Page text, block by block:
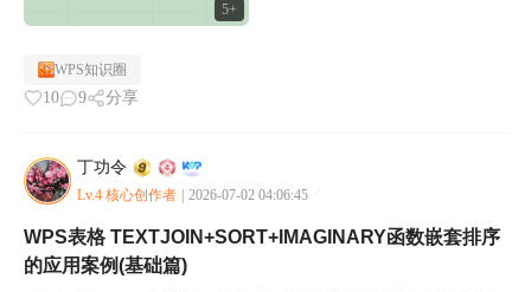
5+
WPS知识圈
10 9 分享
丁功令
Lv.4 核心创作者 2026-07-02 04:06:45
WPS表格 TEXTJOIN+SORT+IMAGINARY函数嵌套排序
的应用案例(基础篇)